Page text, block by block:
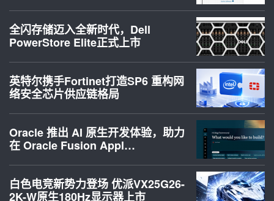
全闪存储迈入全新时代，Dell
PowerStore Elite正式上市
英特尔携手Fortinet打造SP6 重构网
络安全芯片供应链格局
Oracle 推出 AI 原生开发体验，助力
在 Oracle Fusion Appl…
白色电竞新势力登场 优派VX25G26-
2K-W原生180Hz显示器上市